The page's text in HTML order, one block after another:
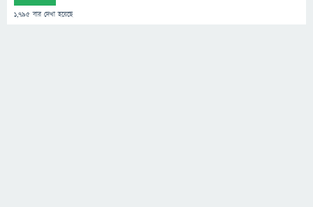
1,795 বার দেখা হয়েছে